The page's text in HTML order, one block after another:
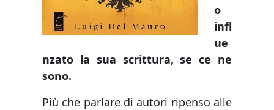
o
infl
ue
nzato la sua scrittura, se ce ne
sono.
Più che parlare di autori ripenso alle